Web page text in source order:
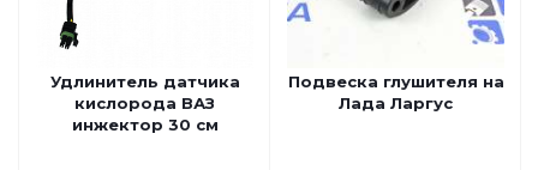
Удлинитель датчика
кислорода ВАЗ
инжектор 30 см
Подвеска глушителя на
Лада Ларгус